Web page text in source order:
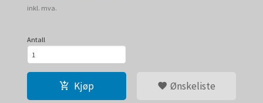
inkl. mva.
Antall
Kjøp Ønskeliste